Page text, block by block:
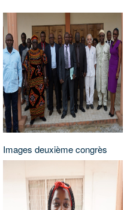
Images deuxième congrès